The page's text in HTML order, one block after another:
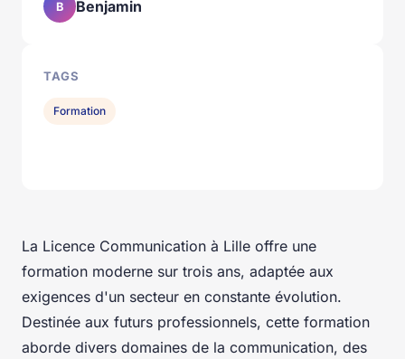
La Licence Communication à Lille offre une
formation moderne sur trois ans, adaptée aux
exigences d'un secteur en constante évolution.
Destinée aux futurs professionnels, cette formation
aborde divers domaines de la communication, des
B Benjamin
TAGS
Formation